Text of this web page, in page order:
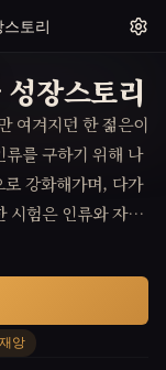
토리
장스토리
여겨지던 한 젊은이
를 구하기 위해 나
강화해가며, 다가
시험은 인류와 자신
된다.
앙